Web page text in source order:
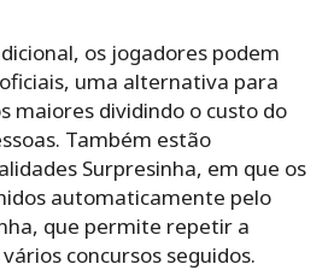
os jogadores podem
uma alternativa para
maiores dividindo o custo do
Também estão
Surpresinha, em que os
automaticamente pelo
que permite repetir a
concursos seguidos.